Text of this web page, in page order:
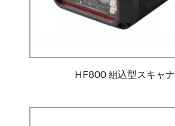
HF800 組込型スキャナ